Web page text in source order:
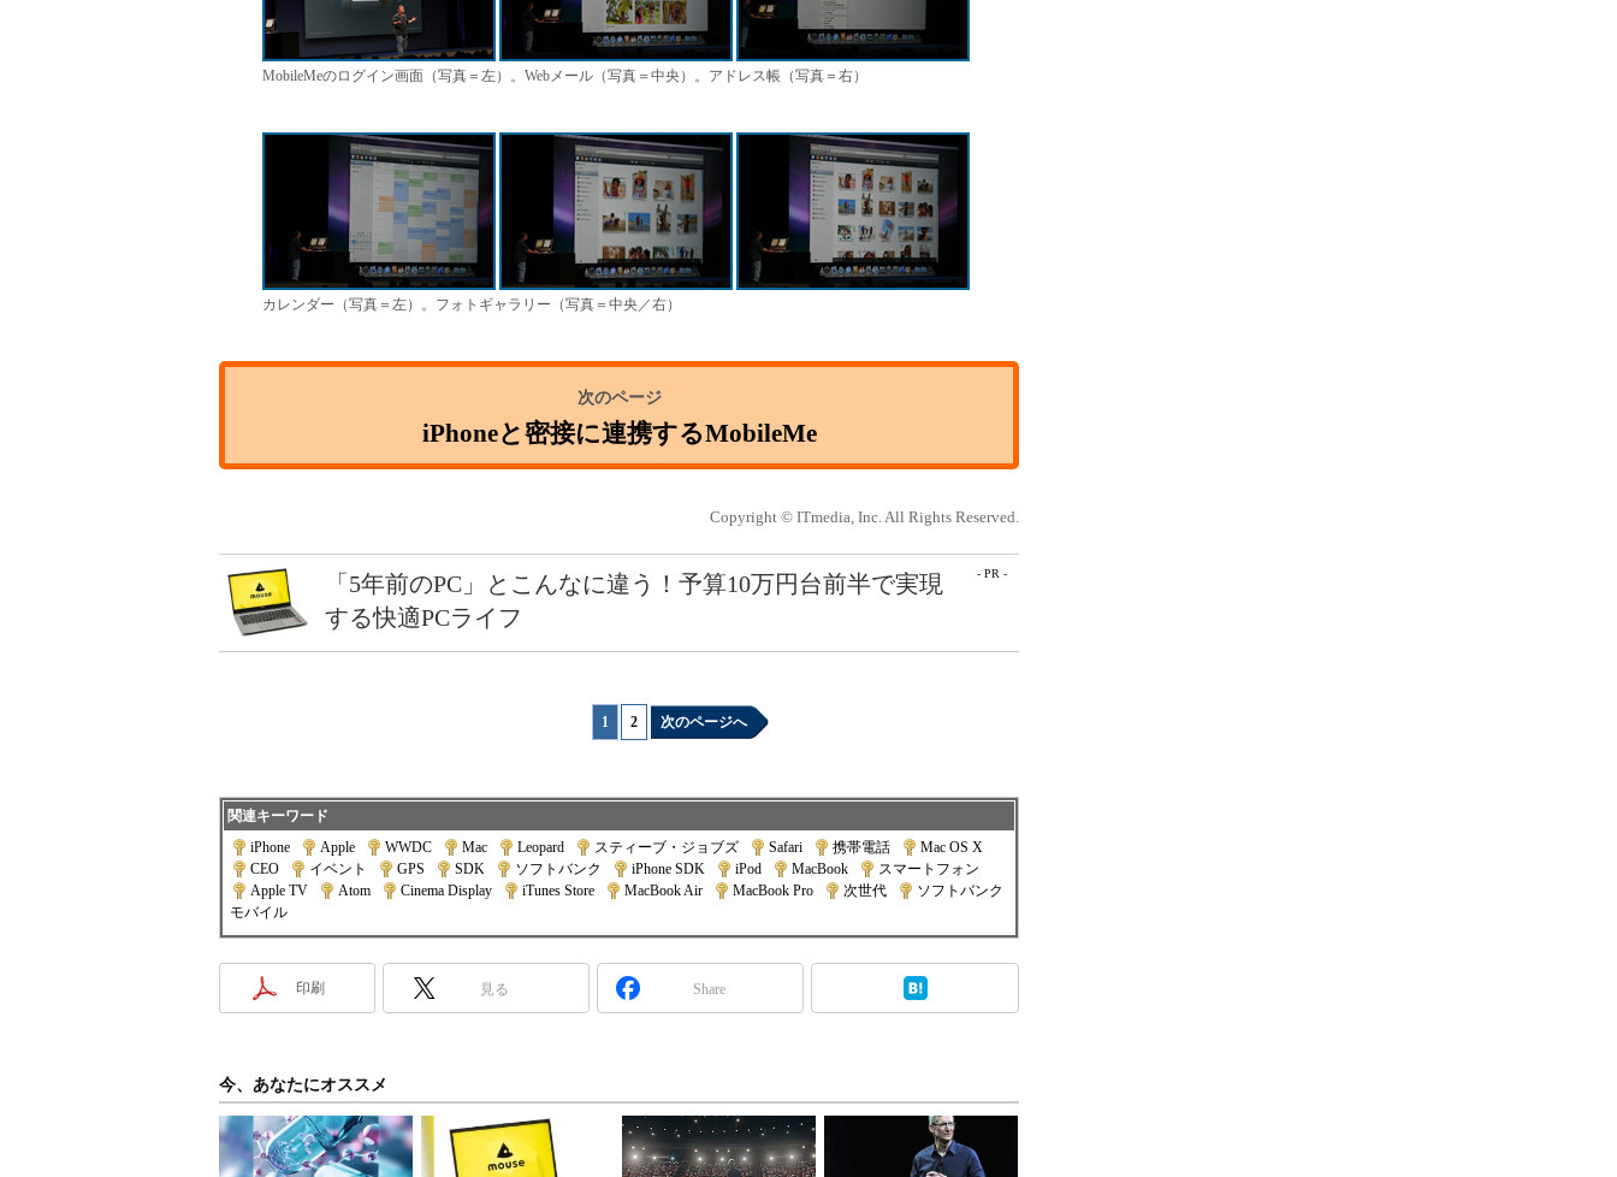
MobileMeのログイン画面（写真＝左）。Webメール（写真＝中央）。アドレス帳（写真＝右）
カレンダー（写真＝左）。フォトギャラリー（写真＝中央／右）
iPhoneと密接に連携するMobileMe
Copyright © ITmedia, Inc. All Rights Reserved.
- PR -
「5年前のPC」とこんなに違う！予算10万円台前半で実現
する快適PCライフ
1 2 次のページへ
関連キーワード
iPhone
Apple WWDC Mac Leopard スティーブ・ジョブズ Safari 携帯電話 Mac OS X
CEO
イベント GPS SDK ソフトバンク iPhone SDK iPod MacBook スマートフォン
Apple TV
Atom Cinema Display iTunes Store MacBook Air MacBook Pro 次世代
ソフトバンク
モバイル
印刷 見る Share
今、あなたにオススメ